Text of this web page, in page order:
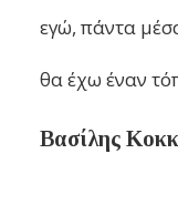
εγώ, πάντα
θα έχω έναν
Βασίλης